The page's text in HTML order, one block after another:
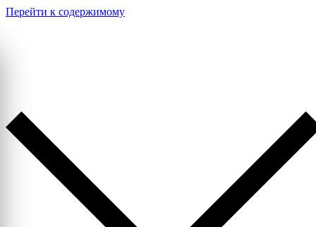
Перейти к содержимому